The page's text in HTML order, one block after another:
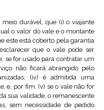
durável, que (i) o viajante
o valor do vale e o montante
este está coberto pela garantia
que o vale pode ser
se for usado para contratar um
não ficará abrangido pelo
(iv) é admitida uma
e, por fim, (v) se o vale não for
sua validade, o remanescente
sem necessidade de pedido